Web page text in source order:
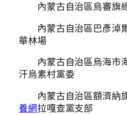
內蒙古自治區烏審旗
內蒙古自治區巴彥淖
華林場
內蒙古自治區烏海市
汗烏素村黨委
內蒙古自治區額濟納
養網拉嘎查黨支部